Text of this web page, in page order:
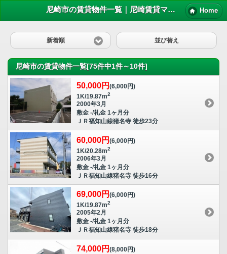
尼崎市の賃貸物件一覧｜尼崎賃貸マンション情報NET Home
新着順 並び替え
尼崎市の賃貸物件一覧[75件中1件～10件]
50,000円 (6,000円)
1K/19.87m2
2000年3月
敷金 -/礼金 1ヶ月分
ＪＲ福知山線猪名寺 徒歩23分
60,000円 (6,000円)
1K/20.28m2
2006年3月
敷金 -/礼金 1ヶ月分
ＪＲ福知山線猪名寺 徒歩16分
69,000円 (6,000円)
1K/19.87m2
2005年2月
敷金 -/礼金 1ヶ月分
ＪＲ福知山線猪名寺 徒歩18分
74,000円 (8,000円)